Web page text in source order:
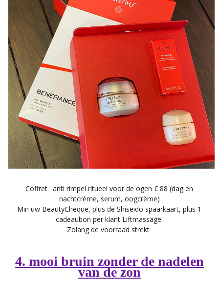
Coffret : anti rimpel ritueel voor de ogen € 88 (dag en
nachtcrème, serum, oogcrème)
Min uw BeautyCheque, plus de Shiseido spaarkaart, plus 1
cadeaubon per klant Liftmassage
Zolang de voorraad strekt
4. mooi bruin zonder de nadelen
van de zon